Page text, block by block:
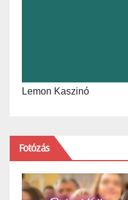
Lemon Kaszinó
Fotózás